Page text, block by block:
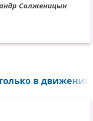
Солженицын
в движении...